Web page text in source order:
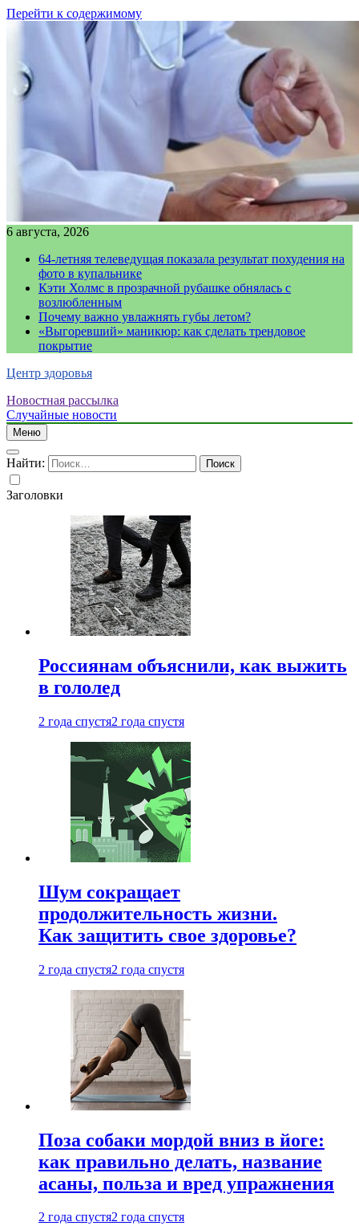
Перейти к содержимому
6 августа, 2026
64-летняя телеведущая показала результат похудения на
фото в купальнике
Кэти Холмс в прозрачной рубашке обнялась с
возлюбленным
Почему важно увлажнять губы летом?
«Выгоревший» маникюр: как сделать трендовое
покрытие
Центр здоровья
Новостная рассылка
Случайные новости
Меню
Найти:
Заголовки
Россиянам объяснили, как выжить
в гололед
2 года спустя2 года спустя
Шум сокращает
продолжительность жизни.
Как защитить свое здоровье?
2 года спустя2 года спустя
Поза собаки мордой вниз в йоге:
как правильно делать, название
асаны, польза и вред упражнения
2 года спустя2 года спустя